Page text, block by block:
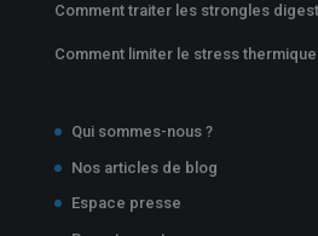
Comment traiter les strongles
Comment limiter le stress
Qui sommes-nous ?
Nos articles de blog
Espace presse